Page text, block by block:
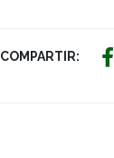
COMPARTIR: